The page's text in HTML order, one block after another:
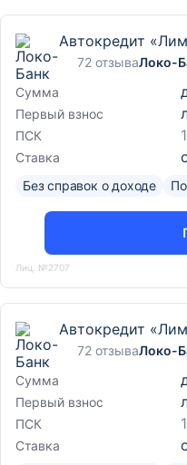
Автокредит
72 отзываЛоко-
Сумма
Первый взнос
ПСК
Ставка
Без справок о доходе
Лиц. №2707
Автокредит
72 отзываЛоко-
Сумма
Первый взнос
ПСК
Ставка